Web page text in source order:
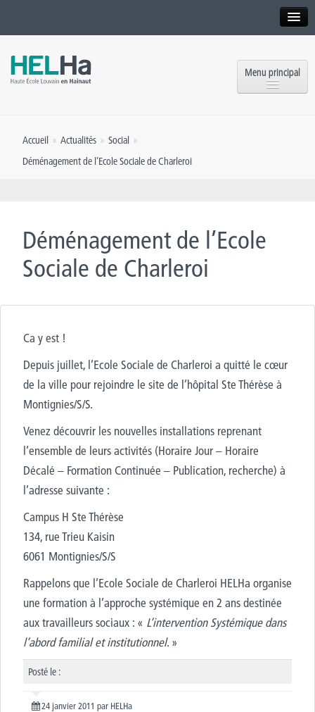
Presse
Menu principal
Rencontrez-nous
Accueil » Actualités » Social »
Déménagement de l’Ecole Sociale de Charleroi
Déménagement de l’Ecole
Sociale de Charleroi
Ca y est !
Depuis juillet, l’Ecole Sociale de Charleroi a quitté le cœur
de la ville pour rejoindre le site de l’hôpital Ste Thérèse à
Montignies/S/S.
Venez découvrir les nouvelles installations reprenant
l’ensemble de leurs activités (Horaire Jour – Horaire
Décalé – Formation Continuée – Publication, recherche) à
l’adresse suivante :
Campus H Ste Thérèse
134, rue Trieu Kaisin
6061 Montignies/S/S
Rappelons que l’Ecole Sociale de Charleroi HELHa organise
une formation à l’approche systémique en 2 ans destinée
aux travailleurs sociaux : « L’intervention Systémique dans
l’abord familial et institutionnel. »
Posté le :
24 janvier 2011 par HELHa